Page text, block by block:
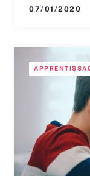
07/01/2020